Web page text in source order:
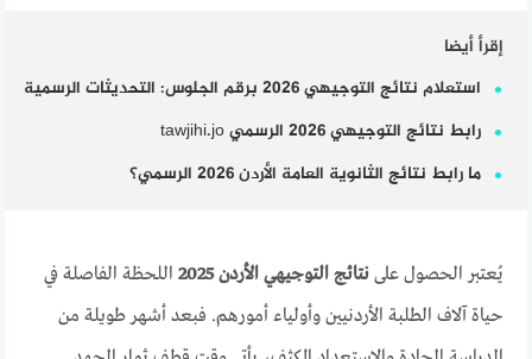
إقرأ أيضا
استعلام نتائج التوجيهي 2026 برقم الجلوس: التحديثات الرسمية
رابط نتائج التوجيهي 2026 الرسمي tawjihi.jo
ما رابط نتائج الثانوية العامة الأردن 2026 الرسمي؟
يُعتبر الحصول علىنتائج التوجيهي الأردن 2025
اللحظة الفاصلة في
حياة آلاف الطلبة الأردنيين وأولياء أمورهم. فبعد أشهر طويلة من